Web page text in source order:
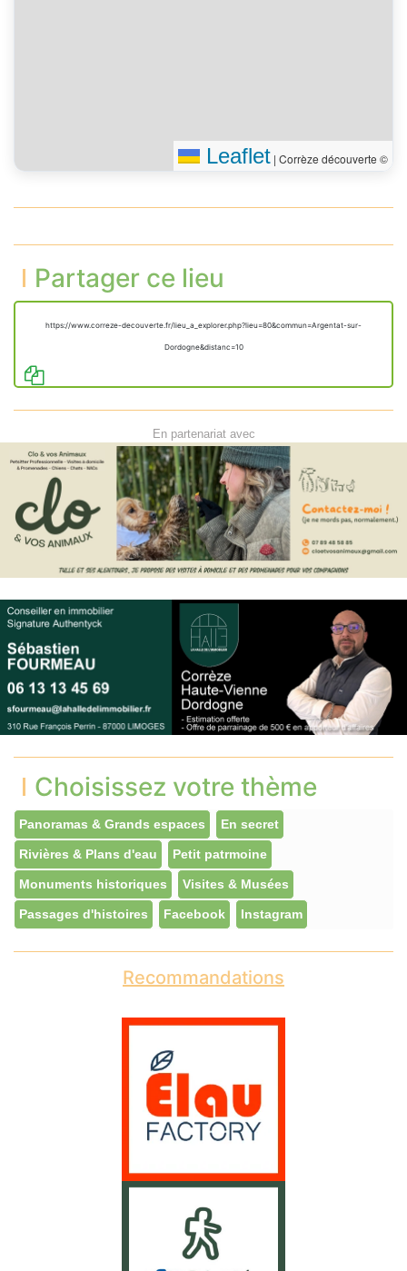
Leaflet | Corrèze découverte ©
Partager ce lieu
https://www.correze-decouverte.fr/lieu_a_explorer.php?lieu=80&commun=Argentat-sur-
Dordogne&distanc=10
En partenariat avec
Choisissez votre thème
Panoramas & Grands espaces En secret
Rivières & Plans d'eau Petit patrmoine
Monuments historiques Visites & Musées
Passages d'histoires Facebook Instagram
Recommandations